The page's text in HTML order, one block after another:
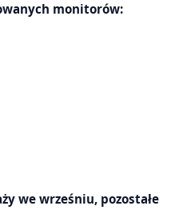
monitorów:
we wrześniu, pozostałe